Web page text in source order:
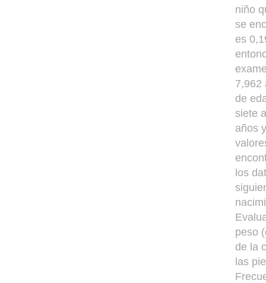
niño
se
es
7,962
de
siete
años
los
peso
de la
las